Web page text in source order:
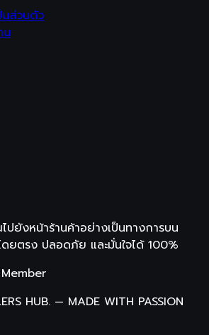
นส่วนตัว
น
ยังหน้าร้านค้าอย่างเป็นทางการบน
ดยตรง ปลอดภัย และมั่นใจได้ 100%
HUB. — MADE WITH PASSION